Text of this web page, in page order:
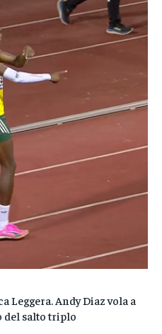
Andy Diaz vola a
del salto triplo